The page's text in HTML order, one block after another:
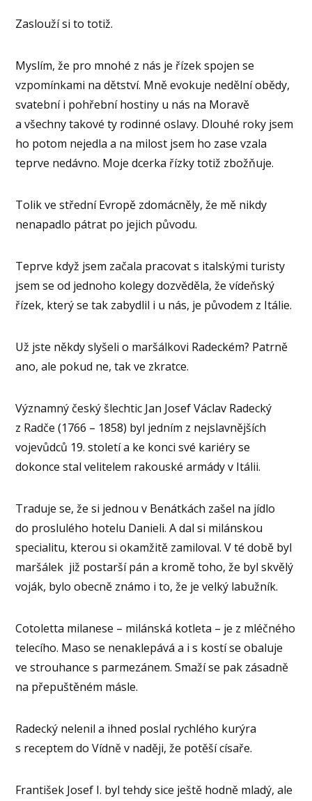
Zaslouží si to totiž.
Myslím, že pro mnohé z nás je řízek spojen se
vzpomínkami na dětství. Mně evokuje nedělní obědy,
svatební i pohřební hostiny u nás na Moravě
a všechny takové ty rodinné oslavy. Dlouhé roky jsem
ho potom nejedla a na milost jsem ho zase vzala
teprve nedávno. Moje dcerka řízky totiž zbožňuje.
Tolik ve střední Evropě zdomácněly, že mě nikdy
nenapadlo pátrat po jejich původu.
Teprve když jsem začala pracovat s italskými turisty
jsem se od jednoho kolegy dozvěděla, že vídeňský
řízek, který se tak zabydlil i u nás, je původem z Itálie.
Už jste někdy slyšeli o maršálkovi Radeckém? Patrně
ano, ale pokud ne, tak ve zkratce.
Významný český šlechtic Jan Josef Václav Radecký
z Radče (1766 – 1858) byl jedním z nejslavnějších
vojevůdců 19. století a ke konci své kariéry se
dokonce stal velitelem rakouské armády v Itálii.
Traduje se, že si jednou v Benátkách zašel na jídlo
do proslulého hotelu Danieli. A dal si milánskou
specialitu, kterou si okamžitě zamiloval. V té době byl
maršálek již postarší pán a kromě toho, že byl skvělý
voják, bylo obecně známo i to, že je velký labužník.
Cotoletta milanese – milánská kotleta – je z mléčného
telecího. Maso se nenaklepává a i s kostí se obaluje
ve strouhance s parmezánem. Smaží se pak zásadně
na přepuštěném másle.
Radecký nelenil a ihned poslal rychlého kurýra
s receptem do Vídně v naději, že potěší císaře.
František Josef I. byl tehdy sice ještě hodně mladý, ale